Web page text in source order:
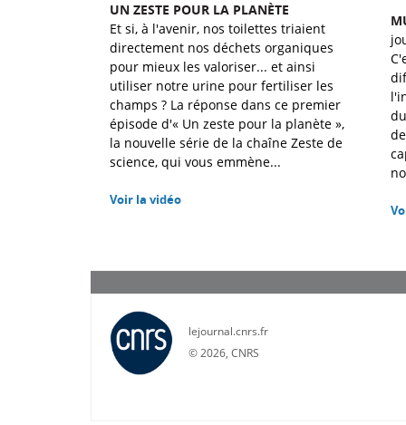
UN ZESTE POUR LA PLANÈTE
Et si, à l'avenir, nos toilettes triaient
directement nos déchets organiques
pour mieux les valoriser... et ainsi
utiliser notre urine pour fertiliser les
champs ? La réponse dans ce premier
épisode d'« Un zeste pour la planète »,
la nouvelle série de la chaîne Zeste de
science, qui vous emmène...
Voir la vidéo
lejournal.cnrs.fr
©2026, CNRS